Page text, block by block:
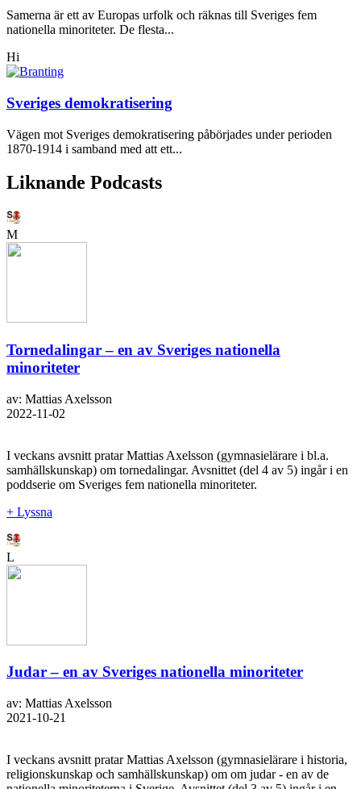
Samerna är ett av Europas urfolk och räknas till Sveriges fem
nationella minoriteter. De flesta...
Hi
Sveriges demokratisering
Vägen mot Sveriges demokratisering påbörjades under perioden
1870-1914 i samband med att ett...
Liknande Podcasts
M
Tornedalingar – en av Sveriges nationella
minoriteter
av: Mattias Axelsson
2022-11-02
I veckans avsnitt pratar Mattias Axelsson (gymnasielärare i bl.a.
samhällskunskap) om tornedalingar. Avsnittet (del 4 av 5) ingår i en
poddserie om Sveriges fem nationella minoriteter.
+ Lyssna
L
Judar – en av Sveriges nationella minoriteter
av: Mattias Axelsson
2021-10-21
I veckans avsnitt pratar Mattias Axelsson (gymnasielärare i historia,
religionskunskap och samhällskunskap) om om judar - en av de